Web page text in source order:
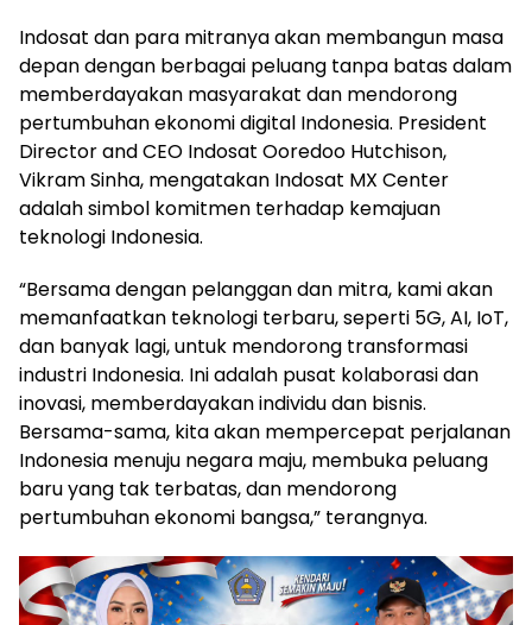
Indosat dan para mitranya akan membangun masa
depan dengan berbagai peluang tanpa batas dalam
memberdayakan masyarakat dan mendorong
pertumbuhan ekonomi digital Indonesia. President
Director and CEO Indosat Ooredoo Hutchison,
Vikram Sinha, mengatakan Indosat MX Center
adalah simbol komitmen terhadap kemajuan
teknologi Indonesia.
“Bersama dengan pelanggan dan mitra, kami akan
memanfaatkan teknologi terbaru, seperti 5G, AI, IoT,
dan banyak lagi, untuk mendorong transformasi
industri Indonesia. Ini adalah pusat kolaborasi dan
inovasi, memberdayakan individu dan bisnis.
Bersama-sama, kita akan mempercepat perjalanan
Indonesia menuju negara maju, membuka peluang
baru yang tak terbatas, dan mendorong
pertumbuhan ekonomi bangsa,” terangnya.